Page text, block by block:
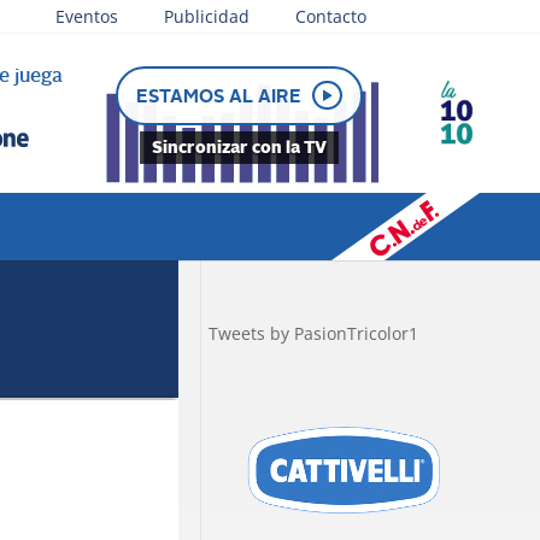
Eventos Publicidad Contacto
juega
ESTAMOS AL AIRE
Sincronizar con la TV
Tweets by PasionTricolor1